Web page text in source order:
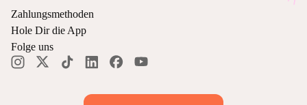
Zahlungsmethoden
Hole Dir die App
Folge uns